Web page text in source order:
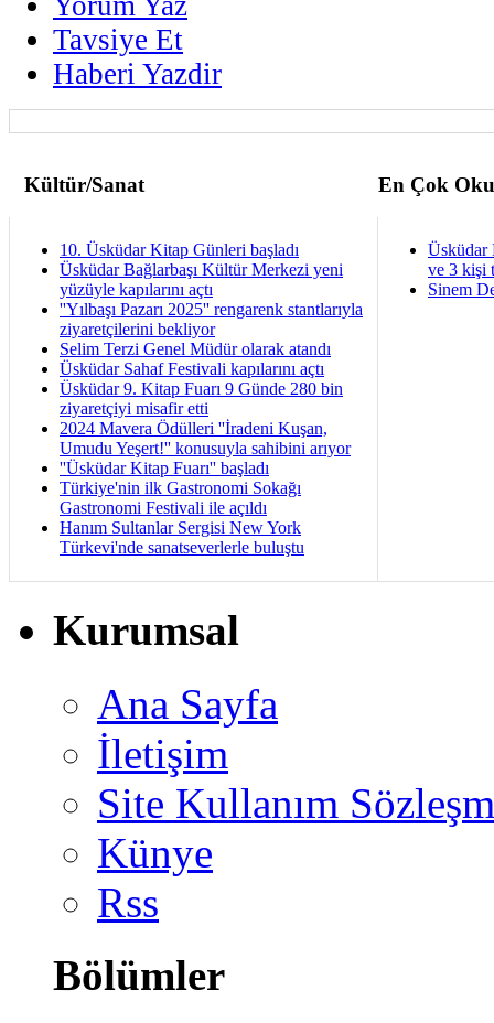
Tavsiye Et
Haberi Yazdir
Kültür/Sanat En Çok
10. Üsküdar Kitap Günleri başladı
Üsküdar Bağlarbaşı Kültür Merkezi yeni
yüzüyle kapılarını açtı
''Yılbaşı Pazarı 2025'' rengarenk stantlarıyla
ziyaretçilerini bekliyor
Selim Terzi Genel Müdür olarak atandı
Üsküdar Sahaf Festivali kapılarını açtı
Üsküdar 9. Kitap Fuarı 9 Günde 280 bin
ziyaretçiyi misafir etti
2024 Mavera Ödülleri ''İradeni Kuşan,
Umudu Yeşert!'' konusuyla sahibini arıyor
''Üsküdar Kitap Fuarı'' başladı
Türkiye'nin ilk Gastronomi Sokağı
Gastronomi Festivali ile açıldı
Hanım Sultanlar Sergisi New York
Türkevi'nde sanatseverlerle buluştu
Üsküdar
ve 3 kişi
Sinem
Kurumsal
Ana Sayfa
İletişim
Site Kullanım
Künye
Rss
Bölümler